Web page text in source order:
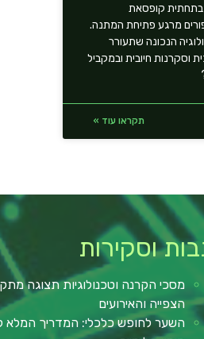
בתחתית קופסאת
מרגע פתיחת המתנה.
הנכונה שתעורר
וסקרנות חיובית ובמקביל
תקראו עוד »
וסקירות
מסכי הקרנה וטכנולוגיות תצוגה
הצפייה והאירועים
השער לחופש כלכלי: המדריך המלא